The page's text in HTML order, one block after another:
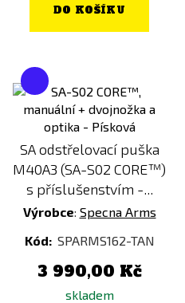
DO KOŠÍKU
SA odstřelovací puška
M40A3 (SA-S02 CORE™)
s příslušenstvím -...
Výrobce: Specna Arms
Kód: SPARMS162-TAN
3 990,00 Kč
skladem